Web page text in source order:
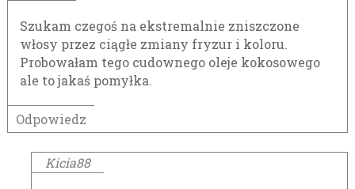
Szukam czegoś na ekstremalnie zniszczone
włosy przez ciągłe zmiany fryzur i koloru.
Probowałam tego cudownego oleje kokosowego
ale to jakaś pomyłka.
Odpowiedz
Kicia88